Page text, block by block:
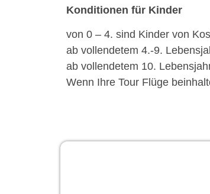
Konditionen für Kinder
von 0 – 4. sind Kinder von
ab vollendetem 4.-9.
ab vollendetem 10.
Wenn Ihre Tour Flüge